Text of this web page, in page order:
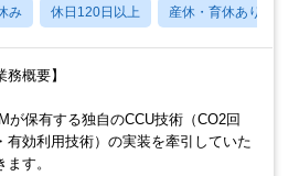
み 休日120日以上 産休・育休あり
務概要】
が保有する独自のCCU技術（CO2回
有効利用技術）の実装を牽引していた
ます。